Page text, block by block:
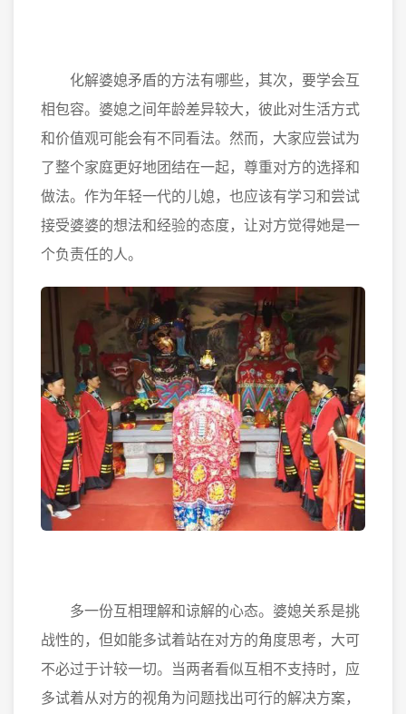
化解婆媳矛盾的方法有哪些，其次，要学会互
相包容。婆媳之间年龄差异较大，彼此对生活方式
和价值观可能会有不同看法。然而，大家应尝试为
了整个家庭更好地团结在一起，尊重对方的选择和
做法。作为年轻一代的儿媳，也应该有学习和尝试
接受婆婆的想法和经验的态度，让对方觉得她是一
个负责任的人。
多一份互相理解和谅解的心态。婆媳关系是挑
战性的，但如能多试着站在对方的角度思考，大可
不必过于计较一切。当两者看似互相不支持时，应
多试着从对方的视角为问题找出可行的解决方案，